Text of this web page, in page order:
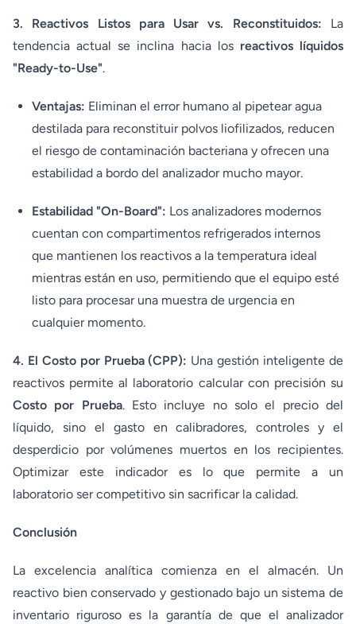
3. Reactivos Listos para Usar vs. Reconstituidos: La
tendencia actual se inclina hacia los reactivos líquidos
"Ready-to-Use".
Ventajas: Eliminan el error humano al pipetear agua
destilada para reconstituir polvos liofilizados, reducen
el riesgo de contaminación bacteriana y ofrecen una
estabilidad a bordo del analizador mucho mayor.
Estabilidad "On-Board": Los analizadores modernos
cuentan con compartimentos refrigerados internos
que mantienen los reactivos a la temperatura ideal
mientras están en uso, permitiendo que el equipo esté
listo para procesar una muestra de urgencia en
cualquier momento.
4. El Costo por Prueba (CPP): Una gestión inteligente de
reactivos permite al laboratorio calcular con precisión su
Costo por Prueba. Esto incluye no solo el precio del
líquido, sino el gasto en calibradores, controles y el
desperdicio por volúmenes muertos en los recipientes.
Optimizar este indicador es lo que permite a un
laboratorio ser competitivo sin sacrificar la calidad.
Conclusión
La excelencia analítica comienza en el almacén. Un
reactivo bien conservado y gestionado bajo un sistema de
inventario riguroso es la garantía de que el analizador